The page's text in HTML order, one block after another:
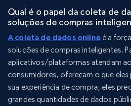
Qual é o papel da coleta de
soluções de compras
A coleta de dados online é a
soluções de compras inteligentes.
aplicativos/plataformas atendam
consumidores, ofereçam o que
sua experiência de compra, eles
grandes quantidades de dados